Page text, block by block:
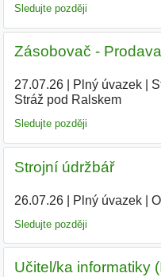
Sledujte později
Zásobovač -
27.07.26| Plný úvazek|
Stráž pod Ralskem|
Sledujte později
Strojní údržbář
26.07.26| Plný úvazek|
Sledujte později
Učitel/ka informatiky